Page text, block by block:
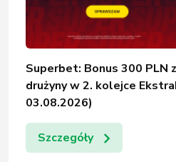
Superbet: Bonus 300 PLN
drużyny w 2. kolejce
03.08.2026)
Szczegóły